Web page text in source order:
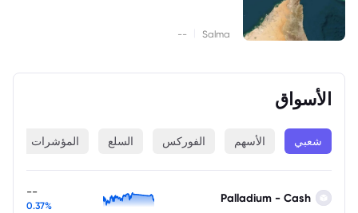
Salma
--
الأسواق
شعبي الأسهم الفوركس السلع المؤشرات
Palladium - Cash
--
0.37%